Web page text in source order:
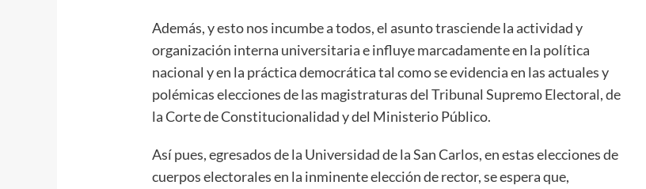
Además, y esto nos incumbe a todos, el asunto trasciende la actividad y
organización interna universitaria e influye marcadamente en la política
nacional y en la práctica democrática tal como se evidencia en las actuales y
polémicas elecciones de las magistraturas del Tribunal Supremo Electoral, de
la Corte de Constitucionalidad y del Ministerio Público.
Así pues, egresados de la Universidad de la San Carlos, en estas elecciones de
cuerpos electorales en la inminente elección de rector, se espera que,